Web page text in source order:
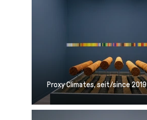
Proxy Climates, seit/since 2019